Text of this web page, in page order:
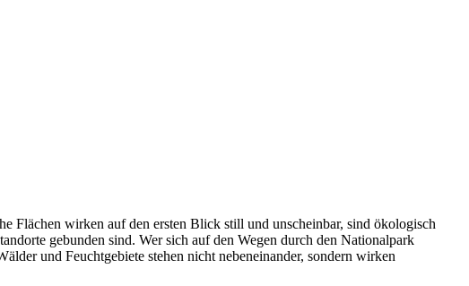
Flächen wirken auf den ersten Blick still und unscheinbar, sind ökologisch
gebunden sind. Wer sich auf den Wegen durch den Nationalpark
und Feuchtgebiete stehen nicht nebeneinander, sondern wirken